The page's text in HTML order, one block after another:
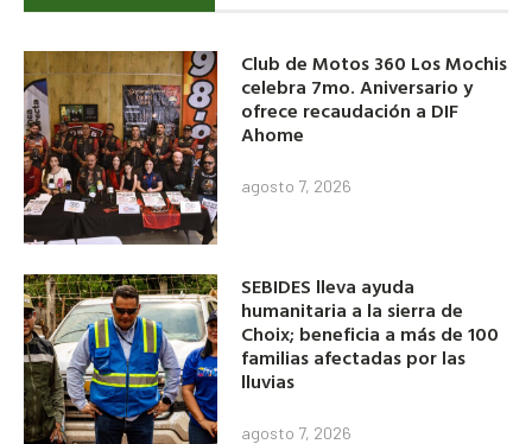
Club de Motos 360 Los Mochis
celebra 7mo. Aniversario y
ofrece recaudación a DIF
Ahome
agosto 7, 2026
SEBIDES lleva ayuda
humanitaria a la sierra de
Choix; beneficia a más de 100
familias afectadas por las
lluvias
agosto 7, 2026